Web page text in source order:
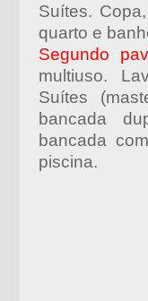
Suítes.
quarto e
Segundo
multiuso.
Suítes
bancada
bancada
piscina.